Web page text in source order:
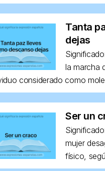
Tanta
dejas
la marcha
considerado como
Ser un
mujer
físico,